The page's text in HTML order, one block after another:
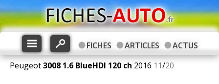
FICHES ARTICLES
ACTUS
Peugeot3008 1.6 BlueHDI 120 ch 2016 11/20